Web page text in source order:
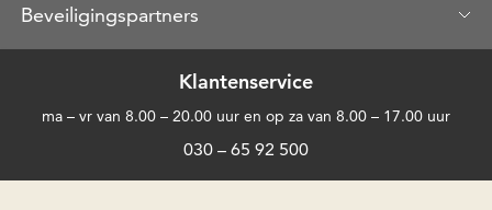
Beveiligingspartners
Klantenservice
ma – vr van 8.00 – 20.00 uur en op za van 8.00 – 17.00 uur
030 – 65 92 500